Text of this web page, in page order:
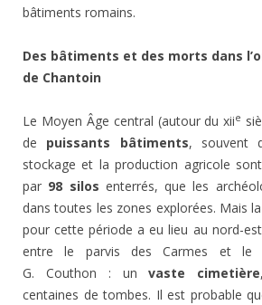
bâtiments romains.
Des bâtiments et des morts dans
de Chantoin
Le Moyen Âge central (autour du xiie
de puissants bâtiments, souvent
stockage et la production agricole
par 98 silos enterrés, que les
dans toutes les zones explorées. Mais
pour cette période a eu lieu au nord-
entre le parvis des Carmes et le
G. Couthon : unvaste cimetière
centaines de tombes. Il est probable